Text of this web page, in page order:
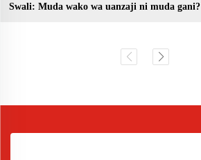
Swali: Muda wako wa uanzaji ni muda gani?